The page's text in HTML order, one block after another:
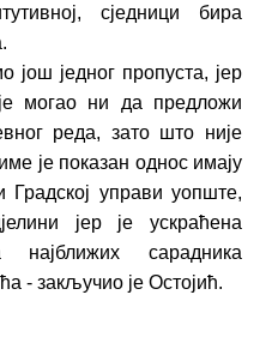
сједници бира
још једног пропуста, јер
могао ни да предложи
реда, зато што није
је показан однос имају
Градској управи уопште,
јер је ускраћена
најближих сарадника
- закључио је Остојић.